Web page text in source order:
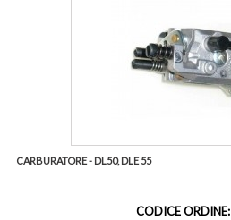
CARBURATORE - DL50, DLE 55
CODICE ORDINE: